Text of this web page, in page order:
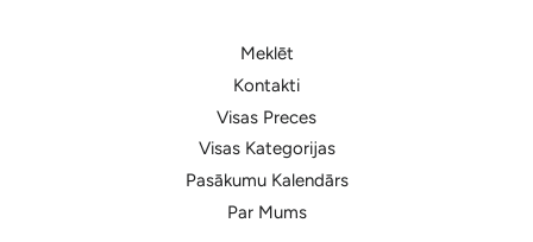
Meklēt
Kontakti
Visas Preces
Visas Kategorijas
Pasākumu Kalendārs
Par Mums